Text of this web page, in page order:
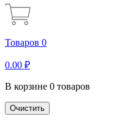
Товаров 0
0.00 ₽
В корзине 0 товаров
Очистить